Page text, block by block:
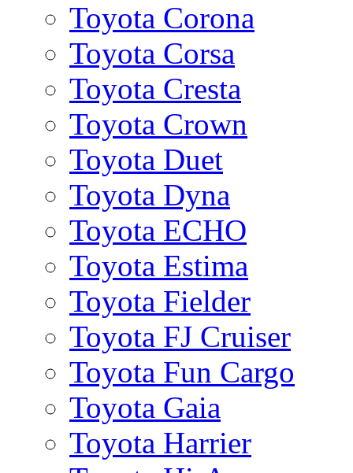
Toyota Corona
Toyota Corsa
Toyota Cresta
Toyota Crown
Toyota Duet
Toyota Dyna
Toyota ECHO
Toyota Estima
Toyota Fielder
Toyota FJ Cruiser
Toyota Fun Cargo
Toyota Gaia
Toyota Harrier